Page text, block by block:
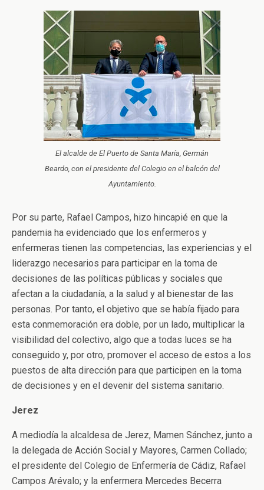
El alcalde de El Puerto de Santa María, Germán
Beardo, con el presidente del Colegio en el balcón del
Ayuntamiento.
Por su parte, Rafael Campos, hizo hincapié en que la
pandemia ha evidenciado que los enfermeros y
enfermeras tienen las competencias, las experiencias y el
liderazgo necesarios para participar en la toma de
decisiones de las políticas públicas y sociales que
afectan a la ciudadanía, a la salud y al bienestar de las
personas. Por tanto, el objetivo que se había fijado para
esta conmemoración era doble, por un lado, multiplicar la
visibilidad del colectivo, algo que a todas luces se ha
conseguido y, por otro, promover el acceso de estos a los
puestos de alta dirección para que participen en la toma
de decisiones y en el devenir del sistema sanitario.
Jerez
A mediodía la alcaldesa de Jerez, Mamen Sánchez, junto a
la delegada de Acción Social y Mayores, Carmen Collado;
el presidente del Colegio de Enfermería de Cádiz, Rafael
Campos Arévalo; y la enfermera Mercedes Becerra